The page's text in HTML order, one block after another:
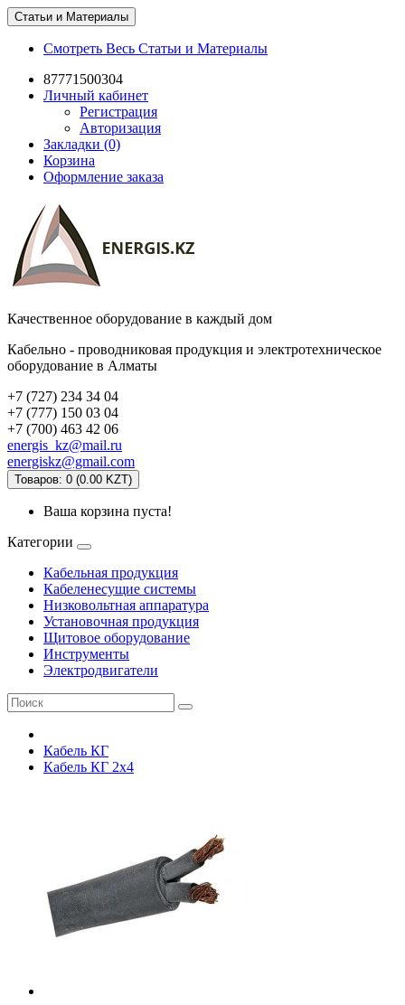
Статьи и Материалы
Смотреть Весь Статьи и Материалы
87771500304
Личный кабинет
Регистрация
Авторизация
Закладки (0)
Корзина
Оформление заказа
Качественное оборудование в каждый дом
Кабельно - проводниковая продукция и электротехническое
оборудование в Алматы
+7 (727) 234 34 04
+7 (777) 150 03 04
+7 (700) 463 42 06
energis_kz@mail.ru
energiskz@gmail.com
Товаров: 0 (0.00 KZT)
Ваша корзина пуста!
Категории
Кабельная продукция
Кабеленесущие системы
Низковольтная аппаратура
Установочная продукция
Щитовое оборудование
Инструменты
Электродвигатели
Кабель КГ
Кабель КГ 2х4